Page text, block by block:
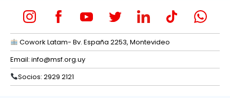
Cowork Latam- Bv. España 2253, Montevideo
Email: info@msf.org.uy
Socios: 2929 2121